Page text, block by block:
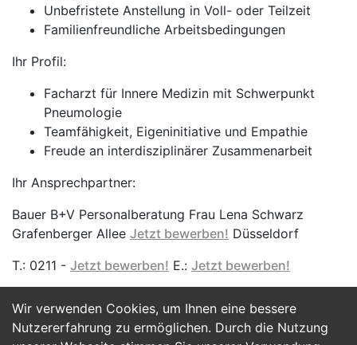
Wir verwenden Cookies, um Ihnen eine bessere
Nutzererfahrung zu ermöglichen. Durch die Nutzung
Unbefristete Anstellung in Voll- oder Teilzeit
Familienfreundliche Arbeitsbedingungen
Ihr Profil:
Facharzt für Innere Medizin mit Schwerpunkt
Pneumologie
Teamfähigkeit, Eigeninitiative und Empathie
Freude an interdisziplinärer Zusammenarbeit
Ihr Ansprechpartner:
Bauer B+V Personalberatung Frau Lena Schwarz
Grafenberger Allee Jetzt bewerben! Düsseldorf
T.: 0211 - Jetzt bewerben! E.: Jetzt bewerben!
Jetzt Bewerben